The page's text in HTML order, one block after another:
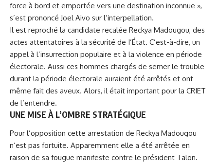
force à bord et emportée vers une destination inconnue »,
s’est prononcé Joel Aivo sur l’interpellation.
Il est reproché la candidate recalée Reckya Madougou, des
actes attentatoires à la sécurité de I’État. C’est-à-dire, un
appel à l’insurrection populaire et à la violence en période
électorale. Aussi ces hommes chargés de semer le trouble
durant la période électorale auraient été arrêtés et ont
même fait des aveux. Alors, il était important pour la CRIET
de l’entendre.
UNE MISE À L’OMBRE STRATÉGIQUE
Pour l’opposition cette arrestation de Reckya Madougou
n’est pas fortuite. Apparemment elle a été arrêtée en
raison de sa fougue manifeste contre le président Talon.